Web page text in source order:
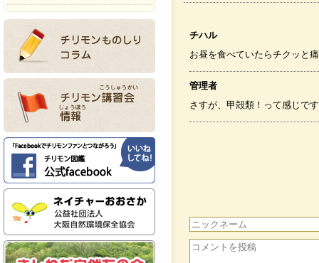
チハル
お昼を食べていたらチクッと
管理者
さすが、甲殻類！って感じで